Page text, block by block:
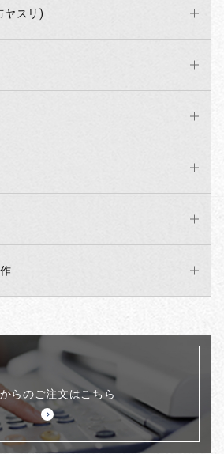
ヤスリ)
らのご注文はこちら